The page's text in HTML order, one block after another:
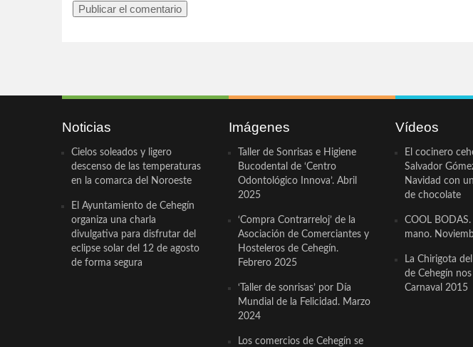
Noticias
Cielos soleados y ligero
descenso de las temperaturas
en la comarca del Noroeste
El Ayuntamiento de Cehegín
organiza una charla
divulgativa para disfrutar del
eclipse solar del 12 de agosto
de forma segura
Imágenes
Taller de Sonrisas e Higiene
Bucodental de ‘Centro
Odontológico Innova’. Abril
2025
‘Compra Contrarreloj’ de la
Asociación de Comerciantes y
Hosteleros de Cehegín.
Febrero 2025
‘Taller de sonrisas’ por Día
Mundial de la Felicidad. Marzo
2024
Los comercios de Cehegín se
Vídeos
El cocinero
Salvador
Navidad con
de chocolate
COOL
mano.
La Chirigota
de Cehegín
Carnaval 2015